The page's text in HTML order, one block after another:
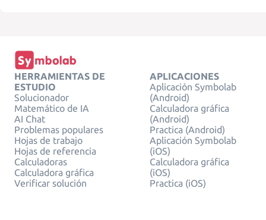
HERRAMIENTAS DE
ESTUDIO
Solucionador
Matemático de IA
AI Chat
Problemas populares
Hojas de trabajo
Hojas de referencia
Calculadoras
Calculadora gráfica
Verificar solución
APLICACIONES
Aplicación Symbolab
(Android)
Calculadora gráfica
(Android)
Practica (Android)
Aplicación Symbolab
(iOS)
Calculadora gráfica
(iOS)
Practica (iOS)